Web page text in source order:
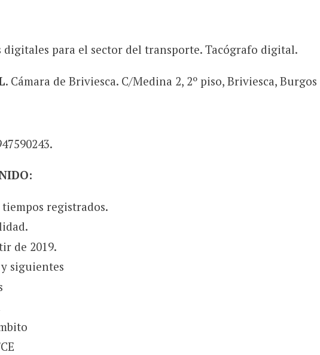
digitales para el sector del transporte. Tacógrafo digital.
. Cámara de Briviesca. C/Medina 2, 2º piso, Briviesca, Burgos
registrados.
de 2019.
siguientes